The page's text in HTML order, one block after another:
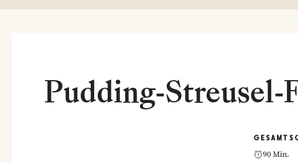
Pudding-
GESAMT
90 Min.